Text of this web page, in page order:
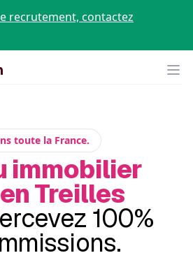
recrutement, contactez
toute la France.
immobilier
Treilles
100%